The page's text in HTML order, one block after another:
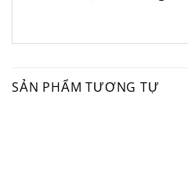
SẢN PHẨM TƯƠNG TỰ